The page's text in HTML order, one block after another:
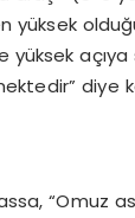
en yüksek
yüksek
diye
“Omuz